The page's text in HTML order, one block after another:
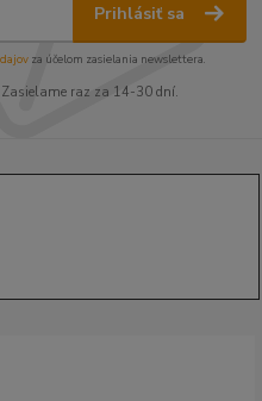
Prihlásiť sa
za účelom zasielania newslettera.
Zasielame raz za 14-30 dní.